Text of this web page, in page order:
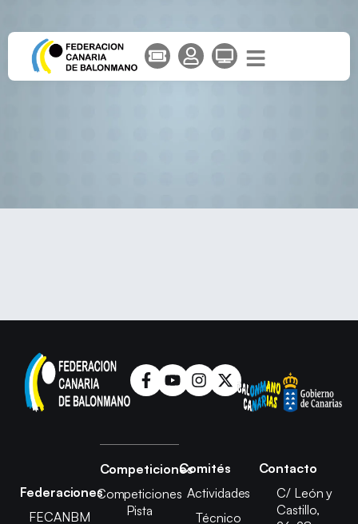
Federaciones
FECANBM
Competiciones
Competiciones
Pista
Comités
Actividades
Técnico
Contacto
C/ León y
Castillo,